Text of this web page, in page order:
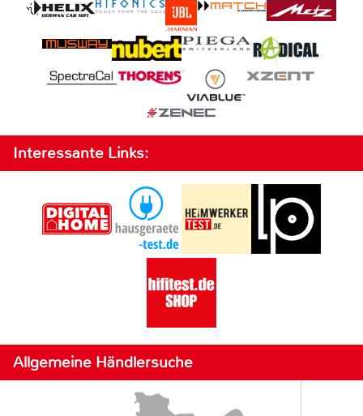
Interessante Links:
Allgemeine Händlersuche